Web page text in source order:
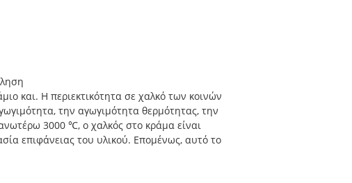
και. Η περιεκτικότητα σε χαλκό των κοινών
την αγωγιμότητα θερμότητας, την
3000 ℃, ο χαλκός στο κράμα είναι
επιφάνειας του υλικού. Επομένως, αυτό το